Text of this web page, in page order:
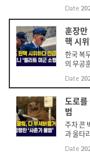
Date
훈장만
핵 시
한국 복
의 무공
의사당
촉구하
Date
도로
범
주차 콘
과 울타
톤 무
의 명물
Date